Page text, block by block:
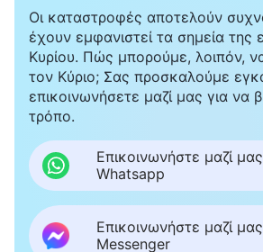
του λόγου του Θεού; Αυτό
στους αδελφούς και τις
μιλήσω ξανά μαζί της γι’
ακριβώς τη στιγμή που ήμουν
κάτι, άρχισα να ανησυχώ,
δέχτηκε τη σύστασή μου μόλις
αντιμετώπισε με υφάκι. Σε τι
να επαναληφθώ; Είναι
εκκλησίας, οπότε αν της
Οι καταστροφές αποτελούν
έχουν εμφανιστεί τα σημεία της
Κυρίου. Πώς μπορούμε, λοιπόν,
τον Κύριο; Σας προσκαλούμε
επικοινωνήσετε μαζί μας για να
τρόπο.
Επικοινωνήστε μαζί
Whatsapp
Επικοινωνήστε μαζί
Messenger